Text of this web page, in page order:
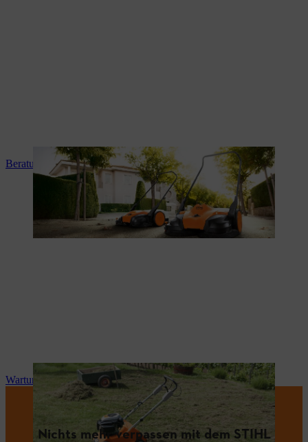
Beratung und Produkteinweisung
Wartung und Reparatur
Nichts mehr verpassen mit dem STIHL